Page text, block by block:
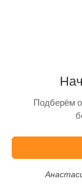
Подберём